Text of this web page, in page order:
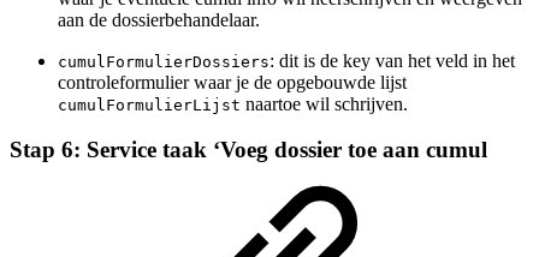
aan de dossierbehandelaar.
cumulFormulierDossiers: dit is de key van het veld in het
controleformulier waar je de opgebouwde lijst
cumulFormulierLijst naartoe wil schrijven.
Stap 6: Service taak ‘Voeg dossier toe aan cumul